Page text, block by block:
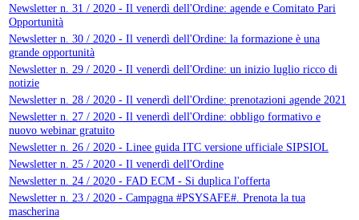
Newsletter n. 31 / 2020 - Il venerdì dell'Ordine: agende e Comitato Pari
Opportunità
Newsletter n. 30 / 2020 - Il venerdì dell'Ordine: la formazione è una
grande opportunità
Newsletter n. 29 / 2020 - Il venerdì dell'Ordine: un inizio luglio ricco di
notizie
Newsletter n. 28 / 2020 - Il venerdì dell'Ordine: prenotazioni agende 2021
Newsletter n. 27 / 2020 - Il venerdì dell'Ordine: obbligo formativo e
nuovo webinar gratuito
Newsletter n. 26 / 2020 - Linee guida ITC versione ufficiale SIPSIOL
Newsletter n. 25 / 2020 - Il venerdì dell'Ordine
Newsletter n. 24 / 2020 - FAD ECM - Si duplica l'offerta
Newsletter n. 23 / 2020 - Campagna #PSYSAFE#. Prenota la tua
mascherina